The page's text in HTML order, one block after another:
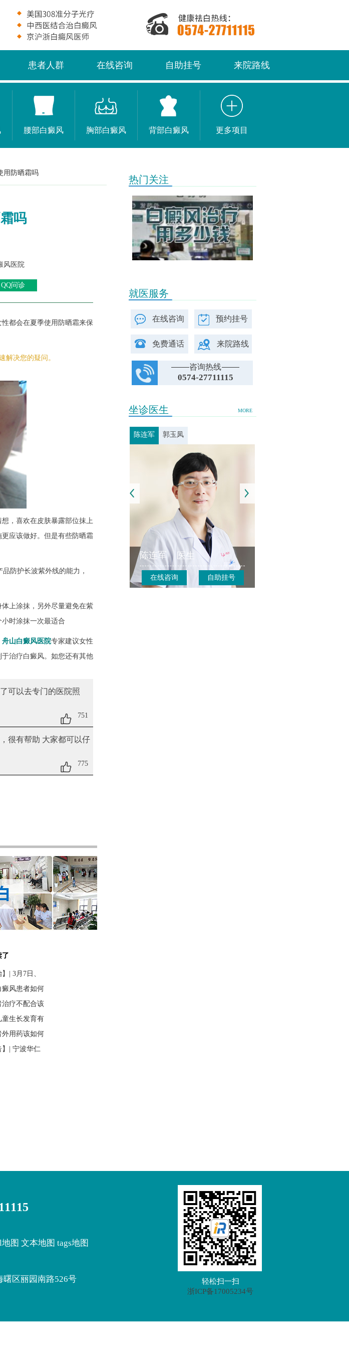
患者人群 在线咨询 自助挂号 来院路线
腰部白癜风 胸部白癜风 背部白癜风 更多项目
用防晒霜吗
吗
风医院
QQ问诊
都会在夏季使用防晒霜来保
解决您的疑问。
，喜欢在皮肤暴露部位抹上
应该做好。但是有些防晒霜
防护长波紫外线的能力，
上涂抹，另外尽量避免在紫
时涂抹一次最适合
舟山白癜风医院专家建议女性
治疗白癜风。如您还有其他
可以去专门的医院照
751
很有帮助 大家都可以仔
775
了
| 3月7日、
风患者如何
治疗不配合该
生长发育有
外用药该如何
】| 宁波华仁
热门关注
就医服务
在线咨询 预约挂号
免费通话 来院路线
咨询热线
0574-27711115
MORE
坐诊医生
陈连军 郭玉凤
陈连军 医生
在线咨询 自助挂号
图 文本地图 tags地图
曙区丽园南路526号
轻松扫一扫
浙ICP备17005234号